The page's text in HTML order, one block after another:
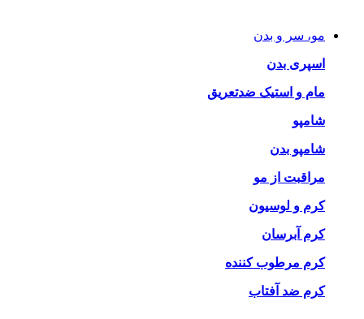
مو، سر و بدن
اسپری بدن
مام و استیک ضدتعریق
شامپو
شامپو بدن
مراقبت از مو
کرم و لوسیون
کرم آبرسان
کرم مرطوب کننده
کرم ضد آفتاب